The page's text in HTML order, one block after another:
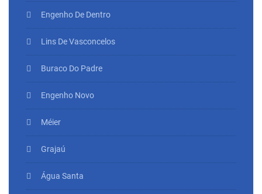
Engenho De Dentro
Lins De Vasconcelos
Buraco Do Padre
Engenho Novo
Méier
Grajaú
Água Santa